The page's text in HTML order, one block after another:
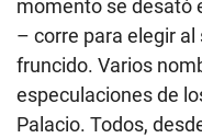
momento se desató
– corre para elegir
fruncido. Varios
especulaciones de
Palacio. Todos,